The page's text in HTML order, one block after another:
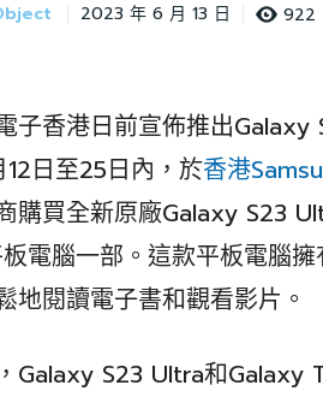
2023 年 6 月 13 日 922
子香港日前宣佈推出
日至25日內，於香港
購買全新原廠Galaxy S23
電腦一部。這款平板電腦
地閱讀電子書和觀看影片。
Galaxy S23 Ultra和